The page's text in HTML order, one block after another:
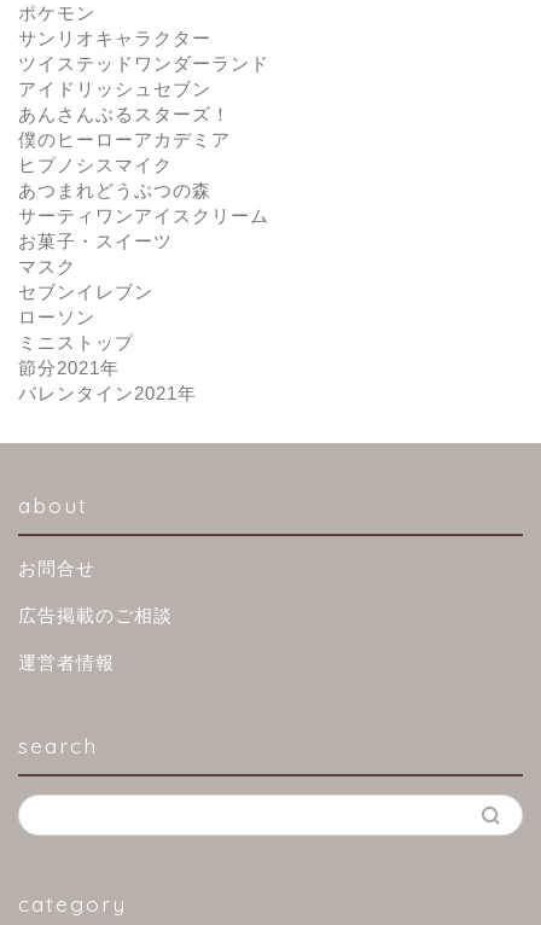
ポケモン
サンリオキャラクター
ツイステッドワンダーランド
アイドリッシュセブン
あんさんぶるスターズ！
僕のヒーローアカデミア
ヒプノシスマイク
あつまれどうぶつの森
サーティワンアイスクリーム
お菓子・スイーツ
マスク
セブンイレブン
ローソン
ミニストップ
節分2021年
バレンタイン2021年
about
お問合せ
広告掲載のご相談
運営者情報
search
category